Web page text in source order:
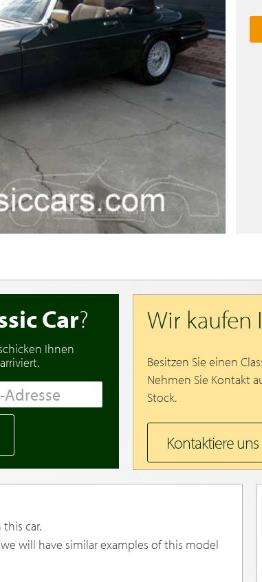
Car?
Ihnen
Wir kaufen
Besitzen Sie einen
Nehmen Sie Kontakt
Stock.
Kontaktiere uns
car.
will have similar examples of this model